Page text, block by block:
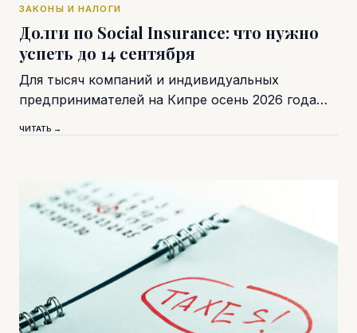
ЗАКОНЫ И НАЛОГИ
Долги по Social Insurance: что нужно
успеть до 14 сентября
Для тысяч компаний и индивидуальных
предпринимателей на Кипре осень 2026 года…
ЧИТАТЬ →